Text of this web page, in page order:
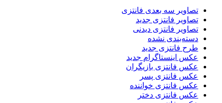
تصاویر سه بعدی فانتزی
تصاویر فانتزی جدید
تصاویر فانتزی دیدنی
دسته‌بندی نشده
طرح فانتزی جدید
عکس اینستاگرام جدید
عکس فانتزی بازیگران
عکس فانتزی پسر
عکس فانتزی خواننده
عکس فانتزی دختر